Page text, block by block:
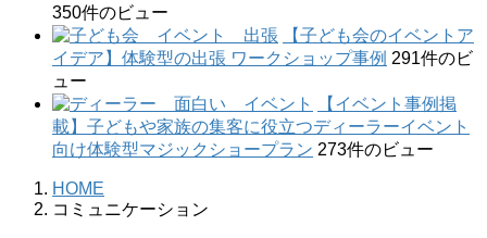
350件のビュー
【子ども会のイベントア
イデア】体験型の出張 ワークショップ事例 291件のビ
ュー
【イベント事例掲
載】子どもや家族の集客に役立つディーラーイベント
向け体験型マジックショープラン 273件のビュー
HOME
コミュニケーション